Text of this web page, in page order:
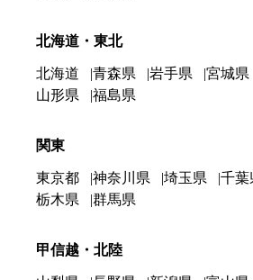
北海道・東北
北海道 青森県 岩手県 宮城県
山形県
福島県
関東
東京都 神奈川県 埼玉県 千葉
栃木県
群馬県
甲信越・北陸